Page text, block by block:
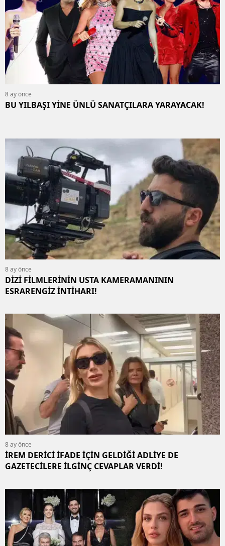
8 ay önce
BU YILBAŞI YİNE ÜNLÜ SANATÇILARA YARAYACAK!
8 ay önce
DİZİ FİLMLERİNİN USTA KAMERAMANININ
ESRARENGİZ İNTİHARI!
8 ay önce
İREM DERİCİ İFADE İÇİN GELDİĞİ ADLİYE DE
GAZETECİLERE İLGİNÇ CEVAPLAR VERDİ!